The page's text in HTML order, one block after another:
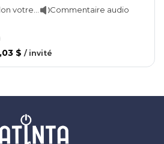
choix) Commentaire audio
$ / invité